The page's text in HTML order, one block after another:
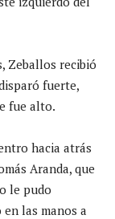
Zeballos recibió
fuerte,
fue alto.
hacia atrás
Aranda, que
le pudo
las manos a